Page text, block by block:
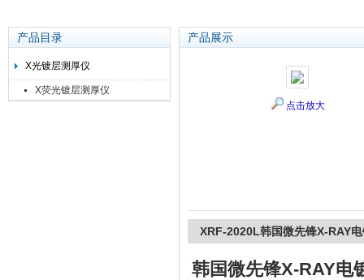
产品目录
X光镀层测厚仪
X荧光镀层测厚仪
产品展示
点击放大
XRF-2020L韩国微先锋X-RAY
韩国微先锋X-RAY电